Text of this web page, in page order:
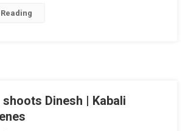
Dinesh | Kabali